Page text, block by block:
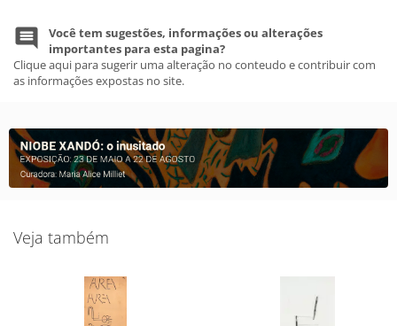
Você tem sugestões, informações ou alterações
importantes para esta pagina?
Clique aqui para sugerir uma alteração no conteudo e contribuir com
as informações expostas no site.
Veja também